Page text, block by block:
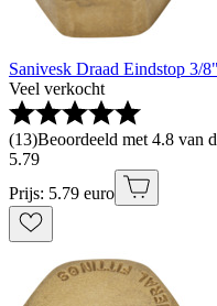
Sanivesk Draad Eindstop 3/
Veel verkocht
(13)Beoordeeld met 4.8 van
5.79
Prijs: 5.79 euro